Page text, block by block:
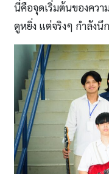
นี่คือจุดเริ่มต้นของคว
ดูหยิ่ง แต่จริงๆ กำลังนึ